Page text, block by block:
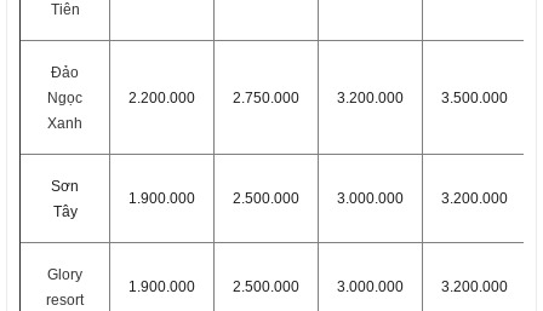
Tiên
Đảo
Ngọc
Xanh
2.200.000 2.750.000 3.200.000 3.500.000
Sơn
Tây
1.900.000 2.500.000 3.000.000 3.200.000
Glory
resort
1.900.000 2.500.000 3.000.000 3.200.000